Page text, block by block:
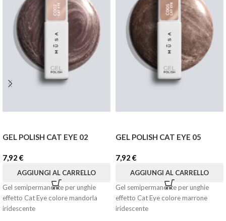
GEL POLISH CAT EYE 02
7,92 €
AGGIUNGI AL CARRELLO
Gel semipermanente per unghie
effetto Cat Eye colore mandorla
iridescente
GEL POLISH CAT EYE 05
7,92 €
AGGIUNGI AL CARRELLO
Gel semipermanente per unghie
effetto Cat Eye colore marrone
iridescente